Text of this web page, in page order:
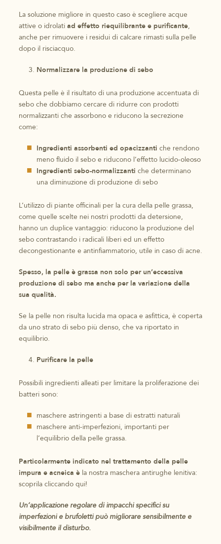
La soluzione migliore in questo caso è scegliere acque
attive o idrolati ad effetto riequilibrante e purificante,
anche per rimuovere i residui di calcare rimasti sulla pelle
dopo il risciacquo.
Normalizzare la produzione di sebo
Questa pelle è il risultato di una produzione accentuata di
sebo che dobbiamo cercare di ridurre con prodotti
normalizzanti che assorbono e riducono la secrezione
come:
Ingredienti assorbenti ed opacizzanti che rendono
meno fluido il sebo e riducono l’effetto lucido-oleoso
Ingredienti sebo-normalizzanti che determinano
una diminuzione di produzione di sebo
L’utilizzo di piante officinali per la cura della pelle grassa,
come quelle scelte nei nostri prodotti da detersione,
hanno un duplice vantaggio: riducono la produzione del
sebo contrastando i radicali liberi ed un effetto
decongestionante e antinfiammatorio, utile in caso di acne.
Spesso, la pelle è grassa non solo per un’eccessiva
produzione di sebo ma anche per la variazione della
sua qualità.
Se la pelle non risulta lucida ma opaca e asfittica, è coperta
da uno strato di sebo più denso, che va riportato in
equilibrio.
Purificare la pelle
Possibili ingredienti alleati per limitare la proliferazione dei
batteri sono:
maschere astringenti a base di estratti naturali
maschere anti-imperfezioni, importanti per
l’equilibrio della pelle grassa.
Particolarmente indicato nel trattamento della pelle
impura e acneica è la nostra maschera antirughe lenitiva:
scoprila cliccando qui!
Un’applicazione regolare di impacchi specifici su
imperfezioni e brufoletti può migliorare sensibilmente e
visibilmente il disturbo.